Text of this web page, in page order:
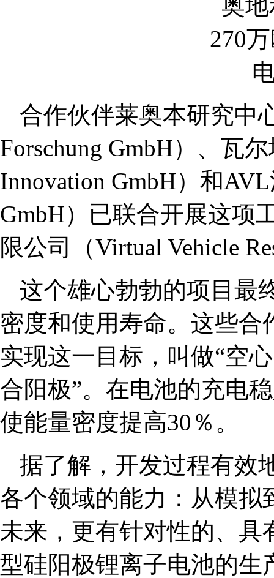
合作伙伴莱奥本研究中
Forschung GmbH）、瓦
Innovation GmbH）和
GmbH）已联合开展这项
限公司（Virtual Vehicle
这个雄心勃勃的项目最
密度和使用寿命。这些
实现这一目标，叫做“空
合阳极”。在电池的充电
使能量密度提高30％。
据了解，开发过程有效
各个领域的能力：从模拟
未来，更有针对性的、
型硅阳极锂离子电池的生